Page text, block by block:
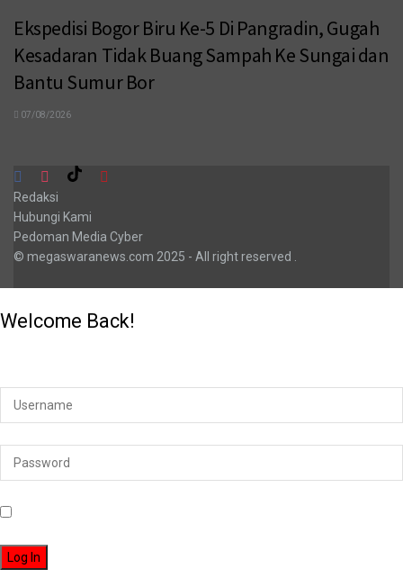
Ekspedisi Bogor Biru Ke-5 Di Pangradin, Gugah
Kesadaran Tidak Buang Sampah Ke Sungai dan
Bantu Sumur Bor
07/08/2026
Redaksi
Hubungi Kami
Pedoman Media Cyber
© megaswaranews.com 2025 - All right reserved
Welcome Back!